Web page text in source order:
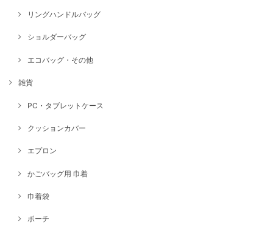
リングハンドルバッグ
ショルダーバッグ
エコバッグ・その他
雑貨
PC・タブレットケース
クッションカバー
エプロン
かごバッグ用 巾着
巾着袋
ポーチ